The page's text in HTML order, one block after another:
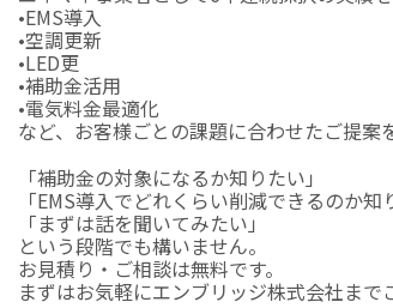
•EMS導入
•空調更新
•LED更
•補助金活用
•電気料金最適化
など、お客様ごとの課題に合わせたご提案
「補助金の対象になるか知りたい」
「EMS導入でどれくらい削減できるのか知
「まずは話を聞いてみたい」
という段階でも構いません。
お見積り・ご相談は無料です。
まずはお気軽にエンブリッジ株式会社まで